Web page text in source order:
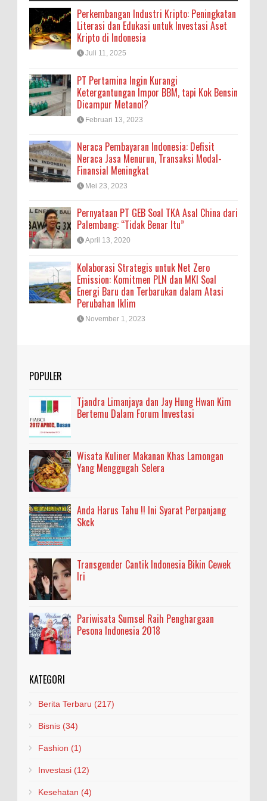
Perkembangan Industri Kripto: Peningkatan
Literasi dan Edukasi untuk Investasi Aset
Kripto di Indonesia
Juli 11, 2025
PT Pertamina Ingin Kurangi
Ketergantungan Impor BBM, tapi Kok Bensin
Dicampur Metanol?
Februari 13, 2023
Neraca Pembayaran Indonesia: Defisit
Neraca Jasa Menurun, Transaksi Modal-
Finansial Meningkat
Mei 23, 2023
Pernyataan PT GEB Soal TKA Asal China dari
Palembang: “Tidak Benar Itu”
April 13, 2020
Kolaborasi Strategis untuk Net Zero
Emission: Komitmen PLN dan MKI Soal
Energi Baru dan Terbarukan dalam Atasi
Perubahan Iklim
November 1, 2023
POPULER
Tjandra Limanjaya dan Jay Hung Hwan Kim
Bertemu Dalam Forum Investasi
Wisata Kuliner Makanan Khas Lamongan
Yang Menggugah Selera
Anda Harus Tahu !! Ini Syarat Perpanjang
Skck
Transgender Cantik Indonesia Bikin Cewek
Iri
Pariwisata Sumsel Raih Penghargaan
Pesona Indonesia 2018
KATEGORI
Berita Terbaru (217)
Bisnis (34)
Fashion (1)
Investasi (12)
Kesehatan (4)